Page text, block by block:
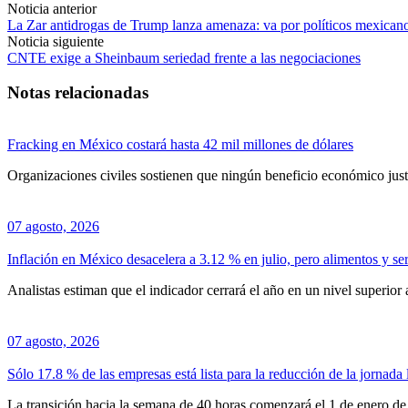
Noticia anterior
La Zar antidrogas de Trump lanza amenaza: va por políticos
Noticia siguiente
CNTE exige a Sheinbaum seriedad frente a las negociaciones
Notas relacionadas
Fracking en México costará hasta 42 mil millones de dólares
Organizaciones civiles sostienen que ningún beneficio económico
07 agosto, 2026
Inflación en México desacelera a 3.12 % en julio, pero alimentos y
Analistas estiman que el indicador cerrará el año en un nivel superior
07 agosto, 2026
Sólo 17.8 % de las empresas está lista para la reducción de la